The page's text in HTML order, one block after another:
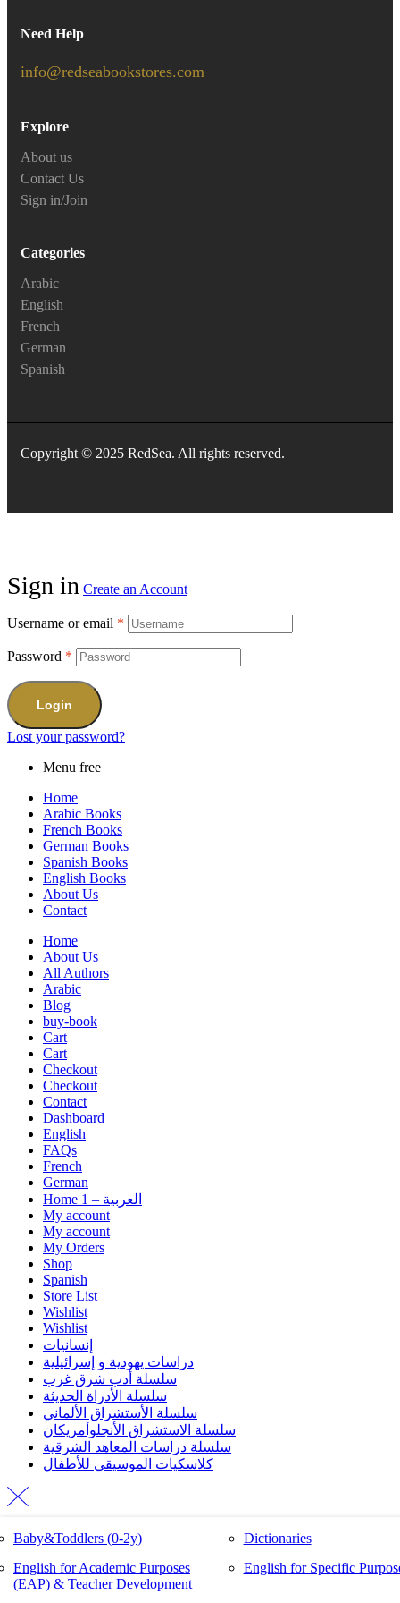
Need Help
info@redseabookstores.com
Explore
About us
Contact Us
Sign in/Join
Categories
Arabic
English
French
German
Spanish
Copyright © 2025 RedSea. All rights reserved.
Sign in Create an Account
Username or email *
Password *
Login
Lost your password?
Menu free
Home
Arabic Books
سلسلة دراسات المعاهد الشرقية
سلسلة أدب شرق غرب
سلسلة الاستشراق الأنجلوأمريكان
سلسلة الأدراة الحديثة
French Books
bébé et bambins
L irréel et les
Enfants et adolescents
Hobbies & Games
German Books
Ägypten
Belletristik
Grammatik
Kinder und Jugendliche
Spanish Books
Linguistics and Skills
for Specific Purposes
Lectura
Learning Spanish
English Books
Baby&Toddlers (0-2y)
Dictionaries
English for Academic Purposes
(EAP) & Teacher Development
English for Specific
About Us
Contact
Home
About Us
All Authors
Arabic
Blog
buy-book
Cart
Cart
Checkout
Checkout
Contact
Dashboard
English
FAQs
French
German
Home 1 – العربية
My account
My account
My Orders
Shop
Spanish
Store List
Wishlist
Wishlist
إنسانيات
دراسات يهودية و إسرائيلية
سلسلة أدب شرق غرب
سلسلة الأدراة الحديثة
سلسلة الأستشراق الألماني
سلسلة الاستشراق الأنجلوأمريكان
سلسلة دراسات المعاهد الشرقية
كلاسكيات الموسيقى للأطفال